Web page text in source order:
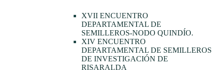
XVII ENCUENTRO
DEPARTAMENTAL DE
SEMILLEROS-NODO QUINDÍO.
XIV ENCUENTRO
DEPARTAMENTAL DE SEMILLEROS
DE INVESTIGACIÓN DE
RISARALDA